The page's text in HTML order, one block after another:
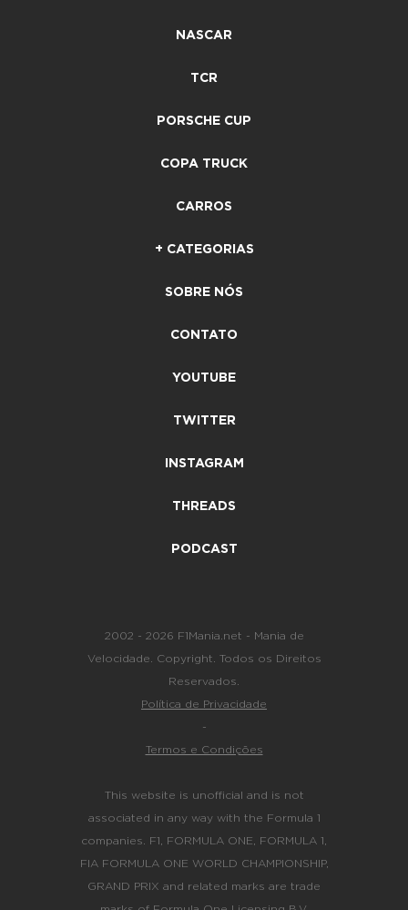
NASCAR
TCR
PORSCHE CUP
COPA TRUCK
CARROS
+ CATEGORIAS
SOBRE NÓS
CONTATO
YOUTUBE
TWITTER
INSTAGRAM
THREADS
PODCAST
2002 - 2026 F1Mania.net - Mania de
Velocidade. Copyright. Todos os Direitos
Reservados.
Política de Privacidade
-
Termos e Condições
This website is unofficial and is not
associated in any way with the Formula 1
companies. F1, FORMULA ONE, FORMULA 1,
FIA FORMULA ONE WORLD CHAMPIONSHIP,
GRAND PRIX and related marks are trade